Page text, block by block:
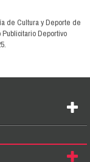
de Cultura y Deporte de
Deportivo